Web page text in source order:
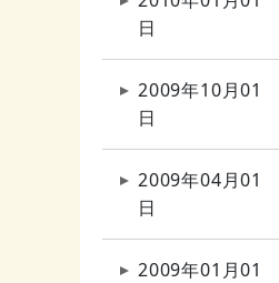
日
2009年10月01
日
2009年04月01
日
2009年01月01